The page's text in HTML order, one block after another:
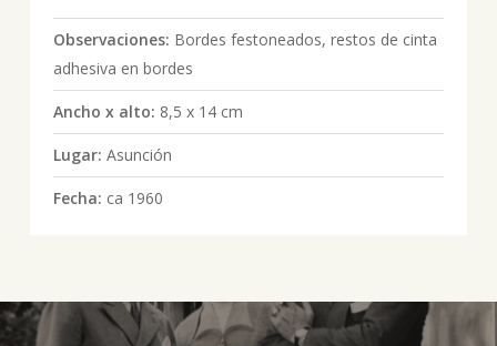
Observaciones: Bordes festoneados, restos de cinta
adhesiva en bordes
Ancho x alto: 8,5 x 14 cm
Lugar: Asunción
Fecha: ca 1960